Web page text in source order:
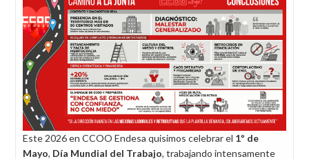
Este 2026 en CCOO Endesa quisimos celebrar el 1º de
Mayo, Día Mundial del Trabajo, trabajando intensamente